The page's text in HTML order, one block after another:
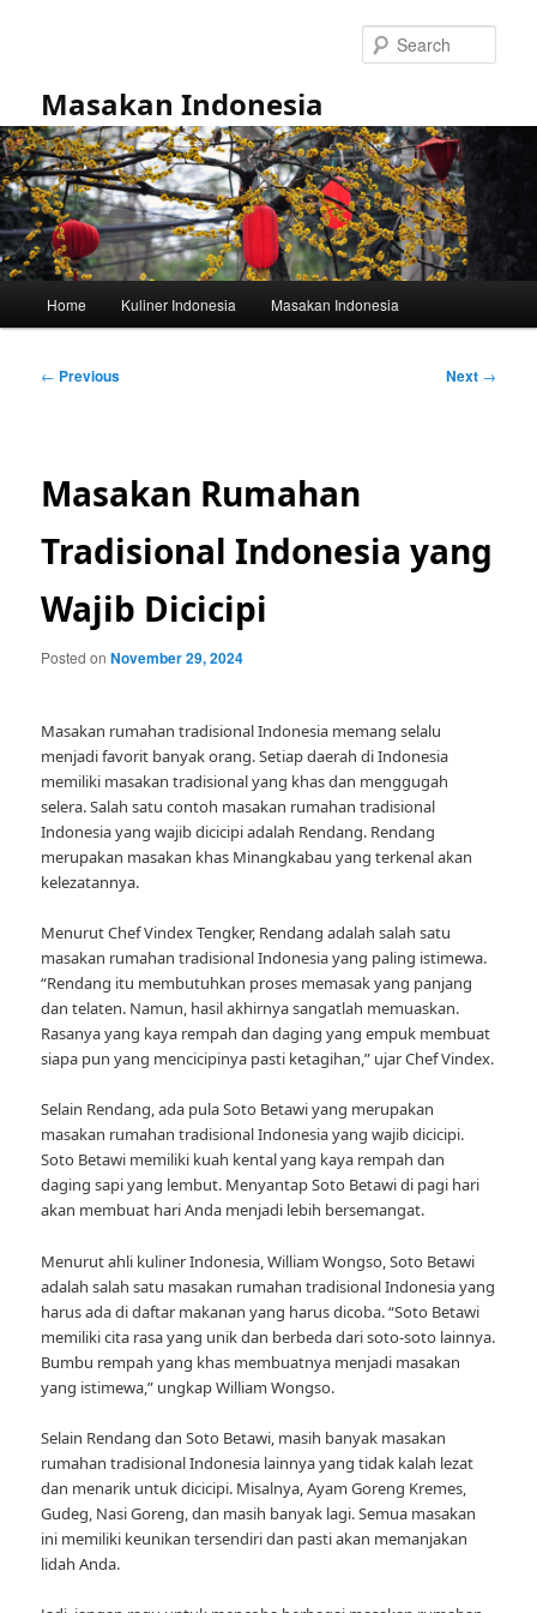
Masakan Indonesia
Home Kuliner Indonesia Masakan Indonesia
Post
← Previous Next →
Masakan Rumahan
Tradisional Indonesia yang
Wajib Dicicipi
Posted onNovember 29, 2024
Masakan rumahan tradisional Indonesia memang selalu
menjadi favorit banyak orang. Setiap daerah di Indonesia
memiliki masakan tradisional yang khas dan menggugah
selera. Salah satu contoh masakan rumahan tradisional
Indonesia yang wajib dicicipi adalah Rendang. Rendang
merupakan masakan khas Minangkabau yang terkenal akan
kelezatannya.
Menurut Chef Vindex Tengker, Rendang adalah salah satu
masakan rumahan tradisional Indonesia yang paling istimewa.
“Rendang itu membutuhkan proses memasak yang panjang
dan telaten. Namun, hasil akhirnya sangatlah memuaskan.
Rasanya yang kaya rempah dan daging yang empuk membuat
siapa pun yang mencicipinya pasti ketagihan,” ujar Chef Vindex.
Selain Rendang, ada pula Soto Betawi yang merupakan
masakan rumahan tradisional Indonesia yang wajib dicicipi.
Soto Betawi memiliki kuah kental yang kaya rempah dan
daging sapi yang lembut. Menyantap Soto Betawi di pagi hari
akan membuat hari Anda menjadi lebih bersemangat.
Menurut ahli kuliner Indonesia, William Wongso, Soto Betawi
adalah salah satu masakan rumahan tradisional Indonesia yang
harus ada di daftar makanan yang harus dicoba. “Soto Betawi
memiliki cita rasa yang unik dan berbeda dari soto-soto lainnya.
Bumbu rempah yang khas membuatnya menjadi masakan
yang istimewa,” ungkap William Wongso.
Selain Rendang dan Soto Betawi, masih banyak masakan
rumahan tradisional Indonesia lainnya yang tidak kalah lezat
dan menarik untuk dicicipi. Misalnya, Ayam Goreng Kremes,
Gudeg, Nasi Goreng, dan masih banyak lagi. Semua masakan
ini memiliki keunikan tersendiri dan pasti akan memanjakan
lidah Anda.